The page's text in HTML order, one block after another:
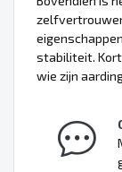
stabiliteit.
wie zijn